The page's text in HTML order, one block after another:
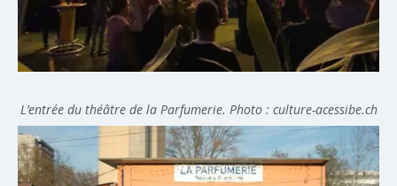
L’entrée du théâtre de la Parfumerie. Photo : culture-acessibe.ch